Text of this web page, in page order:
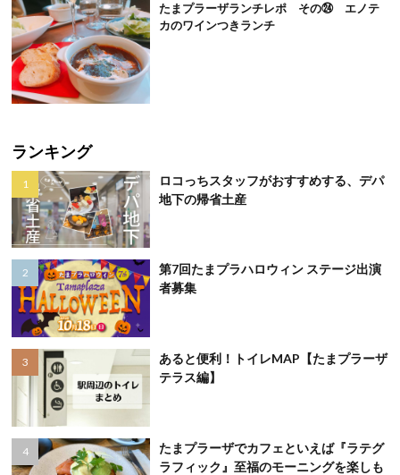
たまプラーザランチレポ その㉔ エノテ
カのワインつきランチ
ランキング
ロコっちスタッフがおすすめする、デパ
地下の帰省土産
第7回たまプラハロウィン ステージ出演
者募集
あると便利！トイレMAP【たまプラーザ
テラス編】
たまプラーザでカフェといえば『ラテグ
ラフィック』至福のモーニングを楽しも